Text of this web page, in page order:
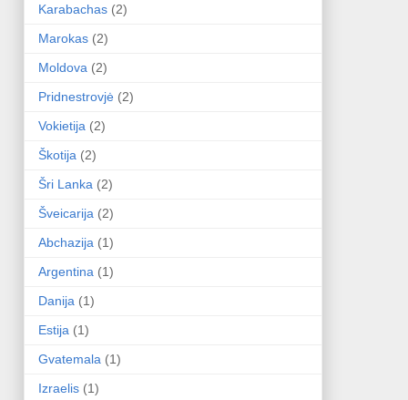
Karabachas (2)
Marokas (2)
Moldova (2)
Pridnestrovjė (2)
Vokietija (2)
Škotija (2)
Šri Lanka (2)
Šveicarija (2)
Abchazija (1)
Argentina (1)
Danija (1)
Estija (1)
Gvatemala (1)
Izraelis (1)